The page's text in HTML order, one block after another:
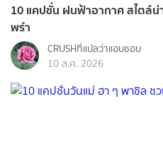
10 แคปชั่น ฝนฟ้าอากาศ สไตล์น่
พรำ
CRUSHที่แปลว่าแอบชอบ
10 ส.ค. 2026